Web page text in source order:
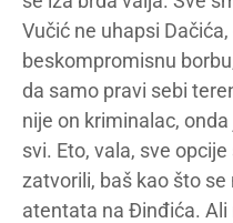
Vučić ne uhapsi
beskompromisnu
da samo pravi sebi
nije on kriminalac,
svi. Eto, vala, sve
zatvorili, baš kao što
atentata na Đinđića.